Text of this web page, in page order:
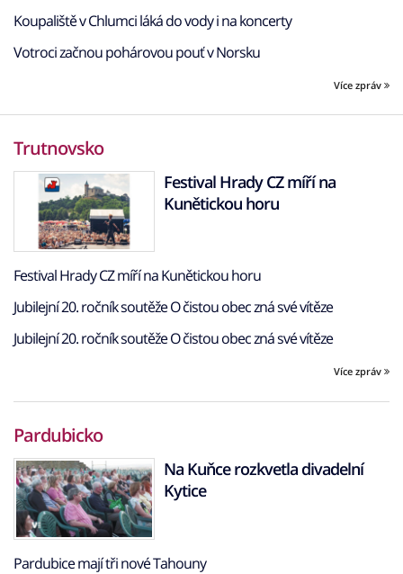
Koupaliště v Chlumci láká do vody i na koncerty
Votroci začnou pohárovou pouť v Norsku
Více zpráv
Trutnovsko
Festival Hrady CZ míří na
Kunětickou horu
Festival Hrady CZ míří na Kunětickou horu
Jubilejní 20. ročník soutěže O čistou obec zná své vítěze
Jubilejní 20. ročník soutěže O čistou obec zná své vítěze
Více zpráv
Pardubicko
Na Kuňce rozkvetla divadelní
Kytice
Pardubice mají tři nové Tahouny